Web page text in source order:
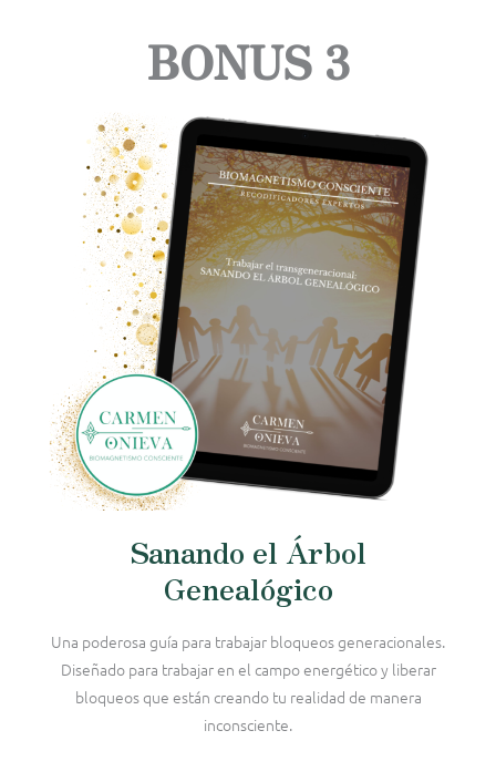
BONUS 3
Sanando el Árbol
Genealógico
Una poderosa guía para trabajar bloqueos generacionales.
Diseñado para trabajar en el campo energético y liberar
bloqueos que están creando tu realidad de manera
inconsciente.